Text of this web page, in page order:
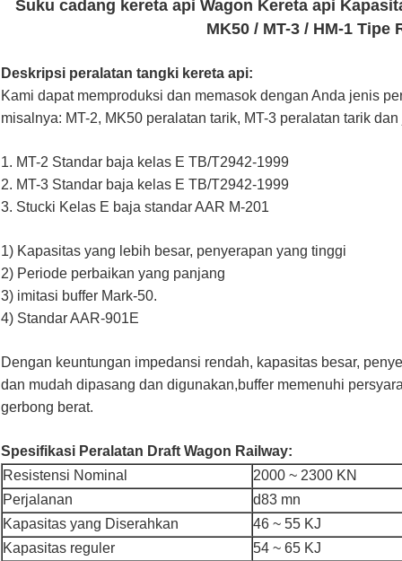
Suku cadang kereta api Wagon Kereta api
MK50 / MT-3 / HM-1 Tipe
Deskripsi peralatan tangki kereta api:
Kami dapat memproduksi dan memasok dengan Anda jenis
misalnya: MT-2, MK50 peralatan tarik, MT-3 peralatan tarik
1. MT-2 Standar baja kelas E TB/T2942-1999
2. MT-3 Standar baja kelas E TB/T2942-1999
3. Stucki Kelas E baja standar AAR M-201
1) Kapasitas yang lebih besar, penyerapan yang tinggi
2) Periode perbaikan yang panjang
3) imitasi buffer Mark-50.
4) Standar AAR-901E
Dengan keuntungan impedansi rendah, kapasitas besar,
dan mudah dipasang dan digunakan,buffer memenuhi
gerbong berat.
Spesifikasi Peralatan Draft Wagon Railway:
Resistensi Nominal
2000 ~ 2300 KN
Perjalanan
d83 mn
Kapasitas yang Diserahkan
46 ~ 55 KJ
Kapasitas reguler
54 ~ 65 KJ